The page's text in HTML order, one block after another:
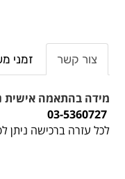
צור קשר זמני
מידה בהתאמה אישית
03-5360727
לכל עזרה ברכישה ניתן